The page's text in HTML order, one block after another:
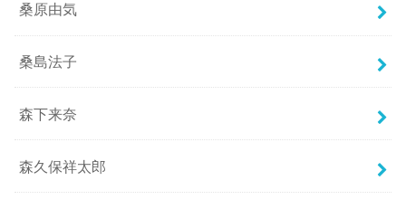
桑原由気
桑島法子
森下来奈
森久保祥太郎